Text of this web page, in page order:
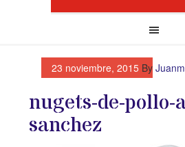
23 noviembre, 2015By
nugets-de-pollo-
sanchez